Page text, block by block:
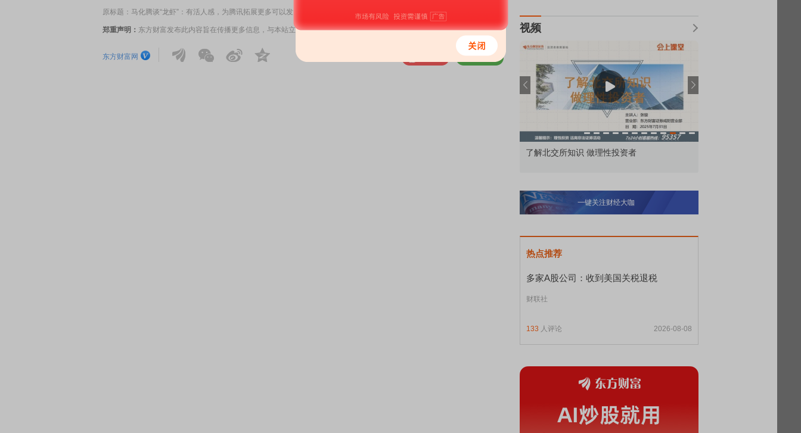
原标题：马化腾谈“龙虾”：有活人感，为腾讯拓展更多可以发力的战线
郑重声明： 东方财富发布此内容旨在传播更多信息，与本站立场无关，不构成投资建议。据此操作，风险自担。 举报
东方财富网
视频
市价委托那么多种，究竟怎么用？
一键关注财经大咖
热点推荐
多家A股公司：收到美国关税退税
财联社
133 人评论 2026-08-08